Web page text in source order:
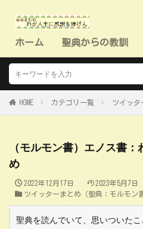
ホーム 聖典からの教訓
HOME カテゴリ一覧 ツイッタ
（モルモン書）エノス書
め
2022年12月17日
2023年5月7日
ツイッターまとめ（聖典：モルモン書
聖典を読んでいて、思いついた